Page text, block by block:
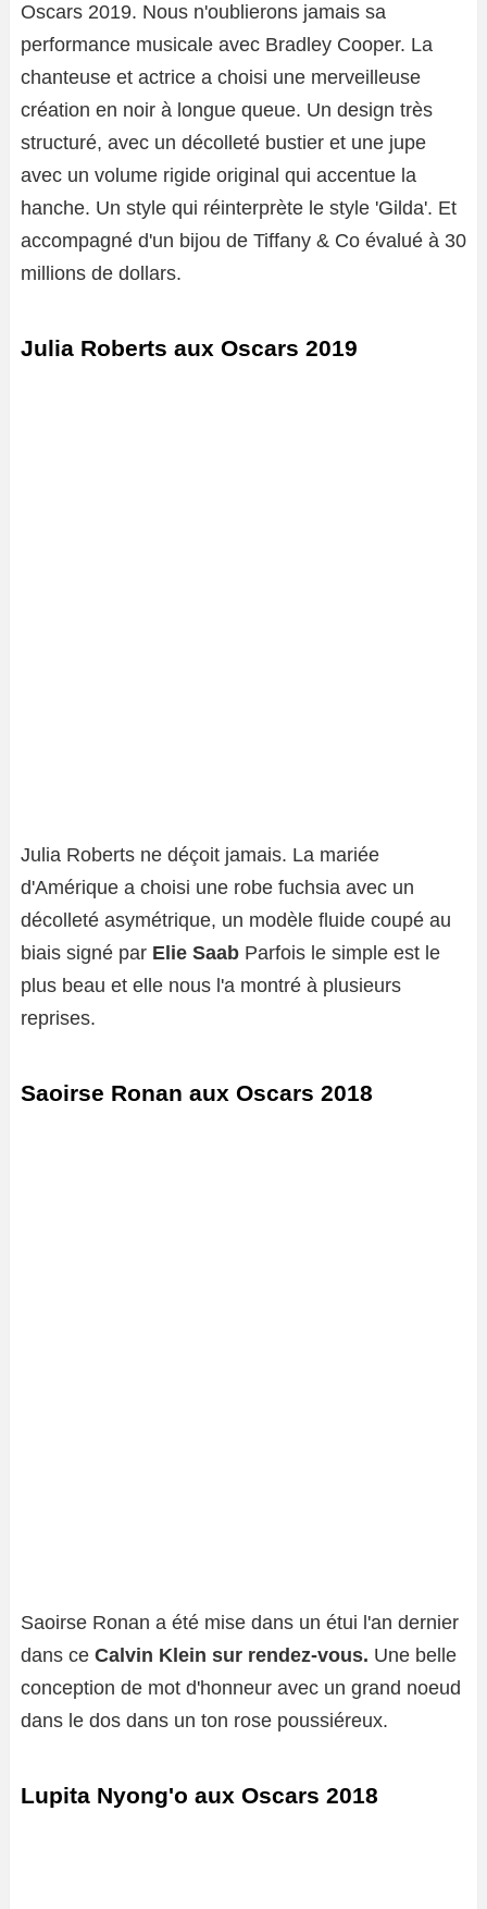
Oscars 2019. Nous n'oublierons jamais sa
performance musicale avec Bradley Cooper. La
chanteuse et actrice a choisi une merveilleuse
création en noir à longue queue. Un design très
structuré, avec un décolleté bustier et une jupe
avec un volume rigide original qui accentue la
hanche. Un style qui réinterprète le style 'Gilda'. Et
accompagné d'un bijou de Tiffany & Co évalué à 30
millions de dollars.
Julia Roberts aux Oscars 2019
Julia Roberts ne déçoit jamais. La mariée
d'Amérique a choisi une robe fuchsia avec un
décolleté asymétrique, un modèle fluide coupé au
biais signé par Elie Saab Parfois le simple est le
plus beau et elle nous l'a montré à plusieurs
reprises.
Saoirse Ronan aux Oscars 2018
Saoirse Ronan a été mise dans un étui l'an dernier
dans ce Calvin Klein sur rendez-vous. Une belle
conception de mot d'honneur avec un grand noeud
dans le dos dans un ton rose poussiéreux.
Lupita Nyong'o aux Oscars 2018